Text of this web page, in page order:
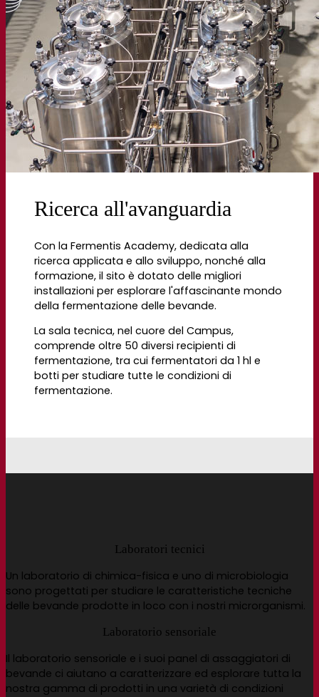
Ricerca all'avanguardia
Con la Fermentis Academy, dedicata alla
ricerca applicata e allo sviluppo, nonché alla
formazione, il sito è dotato delle migliori
installazioni per esplorare l'affascinante mondo
della fermentazione delle bevande.
La sala tecnica, nel cuore del Campus,
comprende oltre 50 diversi recipienti di
fermentazione, tra cui fermentatori da 1 hl e
botti per studiare tutte le condizioni di
fermentazione.
Laboratori tecnici
Un laboratorio di chimica-fisica e uno di microbiologia
sono progettati per studiare le caratteristiche tecniche
delle bevande prodotte in loco con i nostri microrganismi.
Laboratorio sensoriale
Il laboratorio sensoriale e i suoi panel di assaggiatori di
bevande ci aiutano a caratterizzare ed esplorare tutta la
nostra gamma di prodotti in una varietà di condizioni